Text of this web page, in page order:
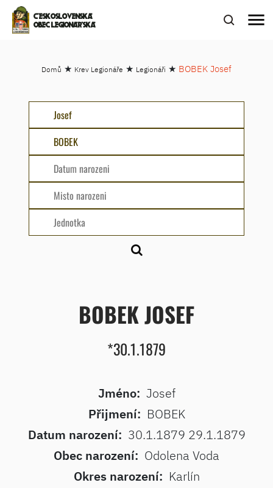
ČESKOSLOVENSKÁ
OBEC LEGIONÁŘSKÁ
menu
Domů ★ Krev Legionáře ★ Legionáři ★ BOBEK Josef
BOBEK JOSEF
*30.1.1879
Jméno: Josef
Přijmení: BOBEK
Datum narození: 30.1.1879 29.1.1879
Obec narození: Odolena Voda
Okres narození: Karlín